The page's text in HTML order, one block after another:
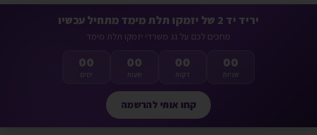
יריד יד 2 של יזמקו תלת מימד מתחיל עכשיו
מחכים לכם על גג משרדי יזמקו תלת מימד
00
ימים
00
שעות
00
דקות
00
שניות
קחו אותי להרשמה